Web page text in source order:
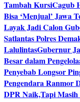
Tambah KursiCagub
Bisa ‘Menjual’ Jawa
Layak Jadi Calon
Satlantas Polres
LalulintasGubernur
Besar dalam
Penyebab Longsor
Pengendara Ranmor
DPR Naik,Tapi